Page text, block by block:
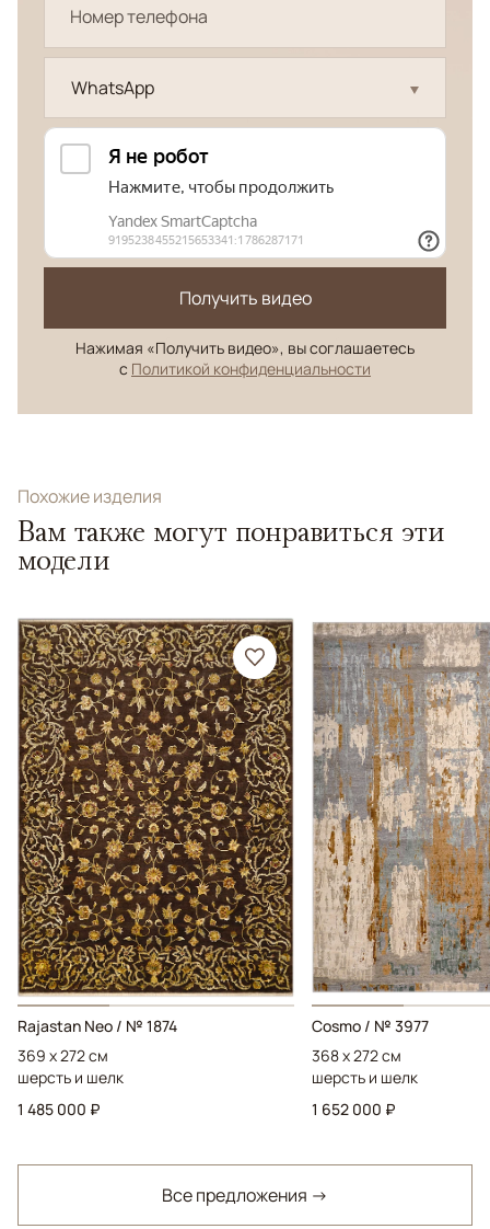
WhatsApp
Получить видео
Нажимая «Получить видео», вы соглашаетесь
с Политикой конфиденциальности
Похожие изделия
Вам также могут понравиться эти
модели
Rajastan Neo / № 1874
369 x 272 см
шерсть и шелк
1 485 000 ₽
Cosmo / № 3977
368 x 272 см
шерсть и шелк
1 652 000 ₽
Все предложения →